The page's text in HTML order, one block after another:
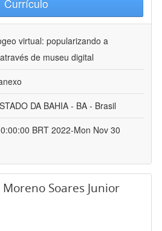
Currículo
virtual: popularizando a
de museu digital
DA BAHIA - BA - Brasil
BRT 2022-Mon Nov 30
Moreno Soares Junior